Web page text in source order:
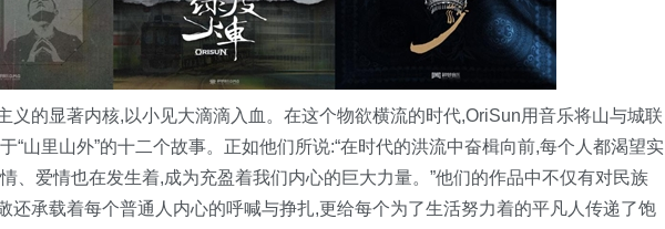
义的显著内核,以小见大滴滴入血。在这个物欲横流的时代,OriSun用音乐将山与城联
“山里山外”的十二个故事。正如他们所说:“在时代的洪流中奋楫向前,每个人都渴望实
、爱情也在发生着,成为充盈着我们内心的巨大力量。”他们的作品中不仅有对民族
还承载着每个普通人内心的呼喊与挣扎,更给每个为了生活努力着的平凡人传递了饱